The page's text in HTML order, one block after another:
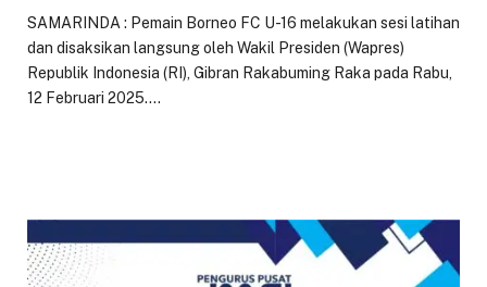
SAMARINDA : Pemain Borneo FC U-16 melakukan sesi latihan
dan disaksikan langsung oleh Wakil Presiden (Wapres)
Republik Indonesia (RI), Gibran Rakabuming Raka pada Rabu,
12 Februari 2025.…